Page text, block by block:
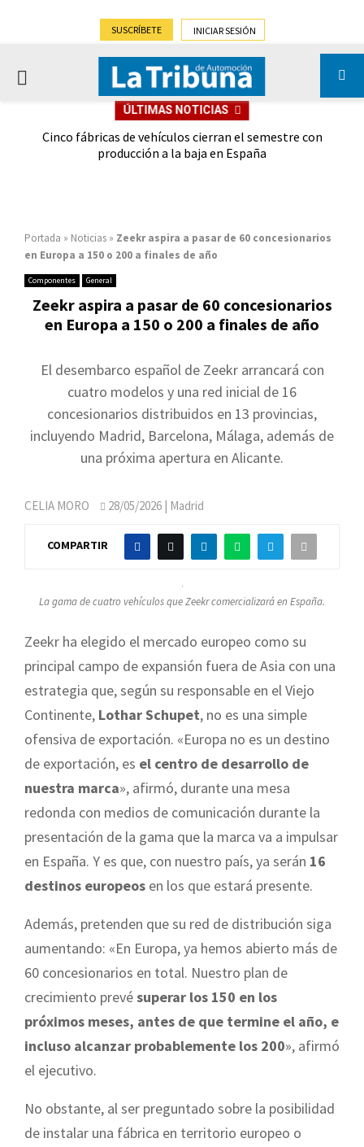
SUSCRÍBETE INICIAR SESIÓN
PRIMARY
ÚLTIMAS NOTICIAS
Cinco fábricas de vehículos cierran el semestre con
producción a la baja en España
Portada » Noticias » Zeekr aspira a pasar de 60 concesionarios
en Europa a 150 o 200 a finales de año
Componentes General
Zeekr aspira a pasar de 60 concesionarios
en Europa a 150 o 200 a finales de año
El desembarco español de Zeekr arrancará con
cuatro modelos y una red inicial de 16
concesionarios distribuidos en 13 provincias,
incluyendo Madrid, Barcelona, Málaga, además de
una próxima apertura en Alicante.
CELIA MORO 28/05/2026 | Madrid
COMPARTIR
La gama de cuatro vehículos que Zeekr comercializará en España.
Zeekr ha elegido el mercado europeo como su
principal campo de expansión fuera de Asia con una
estrategia que, según su responsable en el Viejo
Continente, Lothar Schupet, no es una simple
ofensiva de exportación. «Europa no es un destino
de exportación, es el centro de desarrollo de
nuestra marca», afirmó, durante una mesa
redonda con medios de comunicación durante la
presentación de la gama que la marca va a impulsar
en España. Y es que, con nuestro país, ya serán 16
destinos europeos en los que estará presente.
Además, pretenden que su red de distribución siga
aumentando: «En Europa, ya hemos abierto más de
60 concesionarios en total. Nuestro plan de
crecimiento prevésuperar los 150 en los
próximos meses, antes de que termine el año, e
incluso alcanzar probablemente los 200», afirmó
el ejecutivo.
No obstante, al ser preguntado sobre la posibilidad
de instalar una fábrica en territorio europeo o